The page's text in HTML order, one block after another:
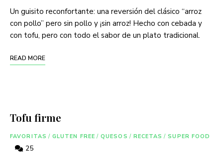
Un guisito reconfortante: una reversión del clásico “arroz
con pollo” pero sin pollo y ¡sin arroz! Hecho con cebada y
con tofu, pero con todo el sabor de un plato tradicional.
READ MORE
Tofu firme
FAVORITAS / GLUTEN FREE / QUESOS / RECETAS / SUPER FOOD
25